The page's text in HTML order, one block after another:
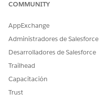
COMMUNITY
AppExchange
Administradores de Salesforce
Desarrolladores de Salesforce
Trailhead
Capacitación
Trust